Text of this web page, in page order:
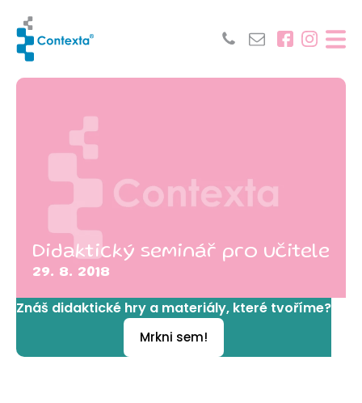
Didaktický seminář pro učitele
29. 8. 2018
Znáš didaktické hry a materiály, které tvoříme?
Mrkni sem!